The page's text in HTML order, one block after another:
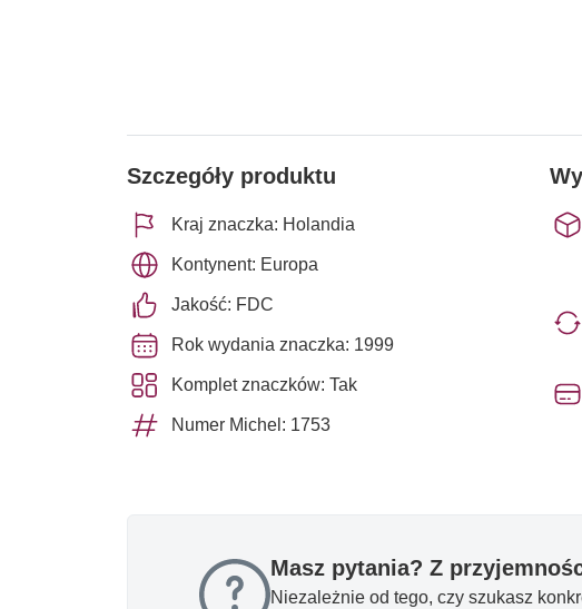
Szczegóły produktu
Kraj znaczka: Holandia
Kontynent: Europa
Jakość: FDC
Rok wydania znaczka: 1999
Komplet znaczków: Tak
Numer Michel: 1753
Masz pytania? Z
Niezależnie od tego, czy szukasz